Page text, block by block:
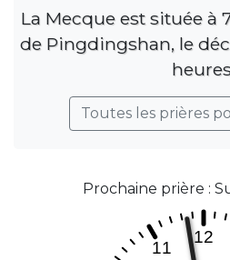
La Mecque est située à
de Pingdingshan, le
Toutes les prières
Prochaine prière :